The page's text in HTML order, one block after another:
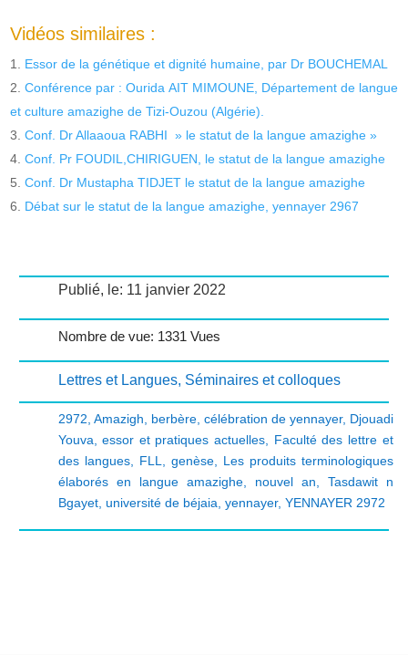
Vidéos similaires :
Essor de la génétique et dignité humaine, par Dr BOUCHEMAL
Conférence par : Ourida AIT MIMOUNE, Département de langue
et culture amazighe de Tizi-Ouzou (Algérie).
Conf. Dr Allaaoua RABHI » le statut de la langue amazighe »
Conf. Pr FOUDIL,CHIRIGUEN, le statut de la langue amazighe
Conf. Dr Mustapha TIDJET le statut de la langue amazighe
Débat sur le statut de la langue amazighe, yennayer 2967
Publié, le: 11 janvier 2022
Nombre de vue: 1331 Vues
Lettres et Langues, Séminaires et colloques
2972 Amazigh berbère, célébration de yennayer, Djouadi
Youva ,essor et pratiques actuelles
Faculté des lettre et
des langues, FLL genèse, Les produits terminologiques
élaborés en langue amazighe, nouvel an
Tasdawit n
Bgayet, université de béjaia yennayer, YENNAYER 2972